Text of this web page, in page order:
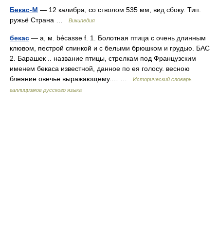
Бекас-М — 12 калибра, со стволом 535 мм, вид сбоку. Тип:
ружьё Страна …
Википедия
бекас — а, м. bécasse f. 1. Болотная птица с очень длинным
клювом, пестрой спинкой и с белыми брюшком и грудью. БАС
2. Барашек .. название птицы, стрелкам под Французским
именем бекаса известной, данное по ея голосу. весною
блеяние овечье выражающему.… …
Исторический словарь
галлицизмов русского языка